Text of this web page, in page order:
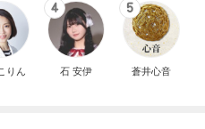
りん
4
石 安伊
5
蒼井心音